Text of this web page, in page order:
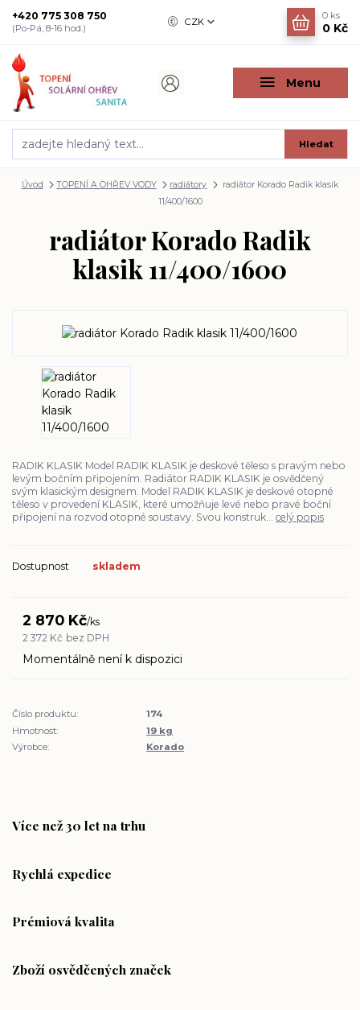
Menu
CZK
Hledat
+420 775 308 750
(Po-Pá, 8-16 hod.)
0 ks
0 Kč
Úvod TOPENÍ A OHŘEV VODY radiátory
radiátor Korado Radik klasik
11/400/1600
radiátor Korado Radik
klasik 11/400/1600
RADIK KLASIK Model RADIK KLASIK je deskové těleso s pravým nebo
levým bočním připojením. Radiátor RADIK KLASIK je osvědčený
svým klasickým designem. Model RADIK KLASIK je deskové otopné
těleso v provedení KLASIK, které umožňuje levé nebo pravé boční
připojení na rozvod otopné soustavy. Svou konstruk... celý popis
Dostupnost skladem
2 870 Kč/ks
2 372 Kč bez DPH
Momentálně není k dispozici
Číslo produktu:
174
Hmotnost:
19 kg
Výrobce:
Korado
Více než 30 let na trhu
Rychlá expedice
Prémiová kvalita
Zboží osvědčených značek